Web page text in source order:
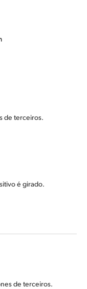
de terceiros.
é girado.
de terceiros.